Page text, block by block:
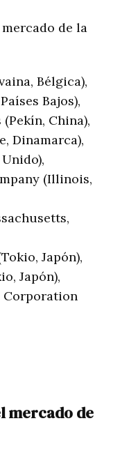
de la
Bélgica),
Bajos),
China),
Dinamarca),
(Illinois,
Japón),
Japón),
Corporation
mercado de